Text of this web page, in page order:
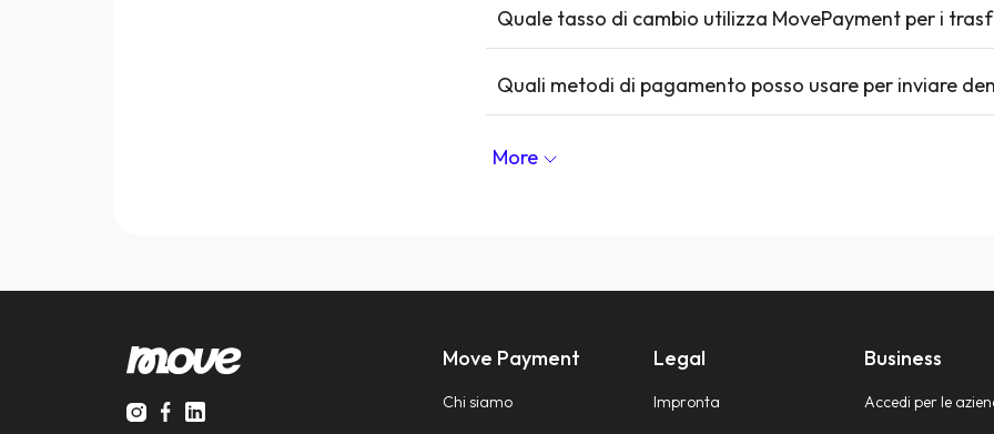
Quale tasso di cambio utilizza MovePayment per i
Quali metodi di pagamento posso usare per inviare
More
Move Payment
Chi siamo
Legal
Impronta
Business
Accedi per le